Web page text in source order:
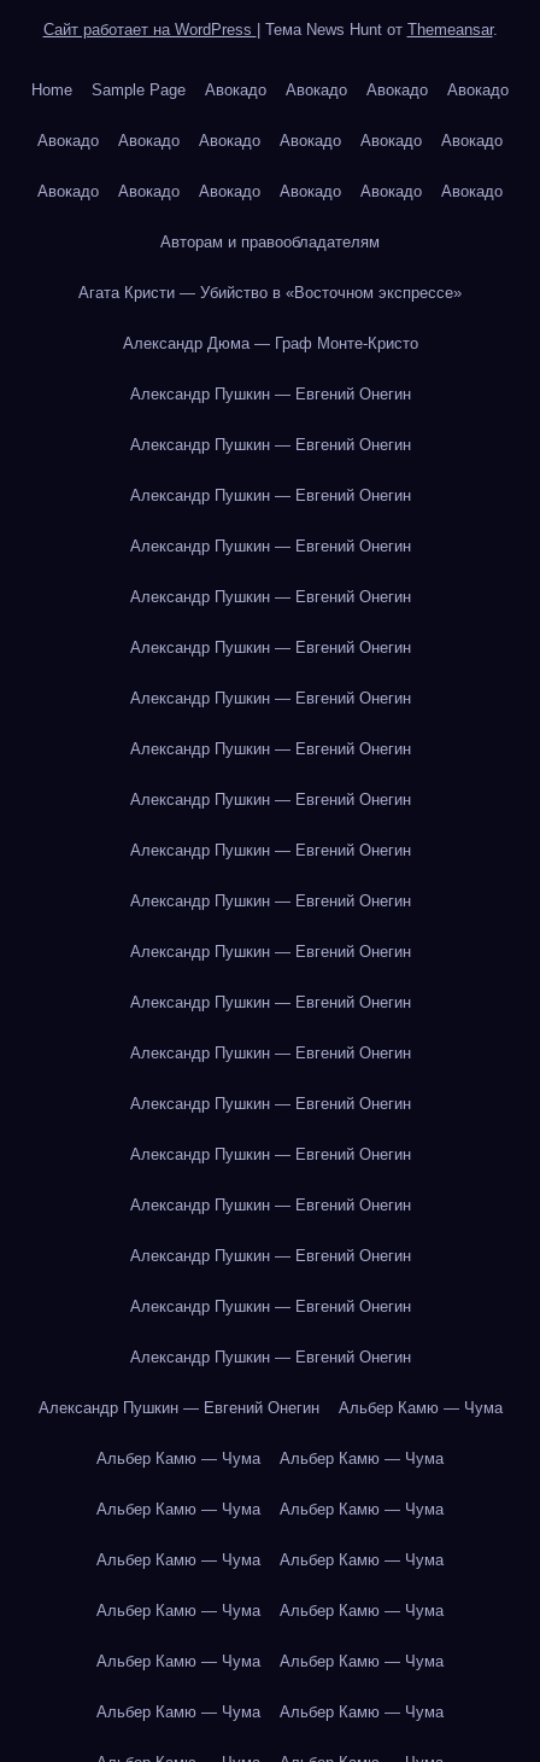
Сайт работает на WordPress | Тема News Hunt от Themeansar.
Home Sample Page Авокадо Авокадо Авокадо Авокадо
Авокадо Авокадо Авокадо Авокадо Авокадо Авокадо
Авокадо Авокадо Авокадо Авокадо Авокадо Авокадо
Авторам и правообладателям
Агата Кристи — Убийство в «Восточном экспрессе»
Александр Дюма — Граф Монте-Кристо
Александр Пушкин — Евгений Онегин
Александр Пушкин — Евгений Онегин
Александр Пушкин — Евгений Онегин
Александр Пушкин — Евгений Онегин
Александр Пушкин — Евгений Онегин
Александр Пушкин — Евгений Онегин
Александр Пушкин — Евгений Онегин
Александр Пушкин — Евгений Онегин
Александр Пушкин — Евгений Онегин
Александр Пушкин — Евгений Онегин
Александр Пушкин — Евгений Онегин
Александр Пушкин — Евгений Онегин
Александр Пушкин — Евгений Онегин
Александр Пушкин — Евгений Онегин
Александр Пушкин — Евгений Онегин
Александр Пушкин — Евгений Онегин
Александр Пушкин — Евгений Онегин
Александр Пушкин — Евгений Онегин
Александр Пушкин — Евгений Онегин
Александр Пушкин — Евгений Онегин
Александр Пушкин — Евгений Онегин Альбер Камю — Чума
Альбер Камю — Чума Альбер Камю — Чума
Альбер Камю — Чума Альбер Камю — Чума
Альбер Камю — Чума Альбер Камю — Чума
Альбер Камю — Чума Альбер Камю — Чума
Альбер Камю — Чума Альбер Камю — Чума
Альбер Камю — Чума Альбер Камю — Чума